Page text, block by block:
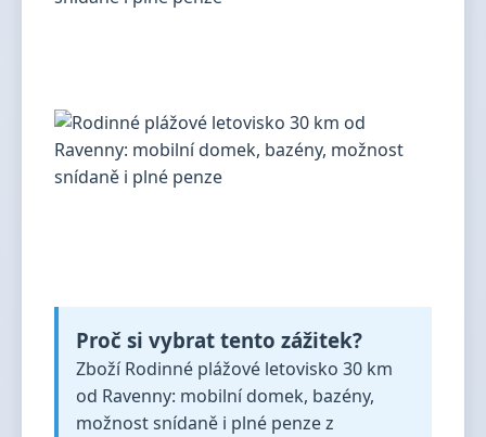
Proč si vybrat tento zážitek?
Zboží Rodinné plážové letovisko 30 km
od Ravenny: mobilní domek, bazény,
možnost snídaně i plné penze z